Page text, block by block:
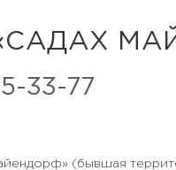
33-77
(бывшая